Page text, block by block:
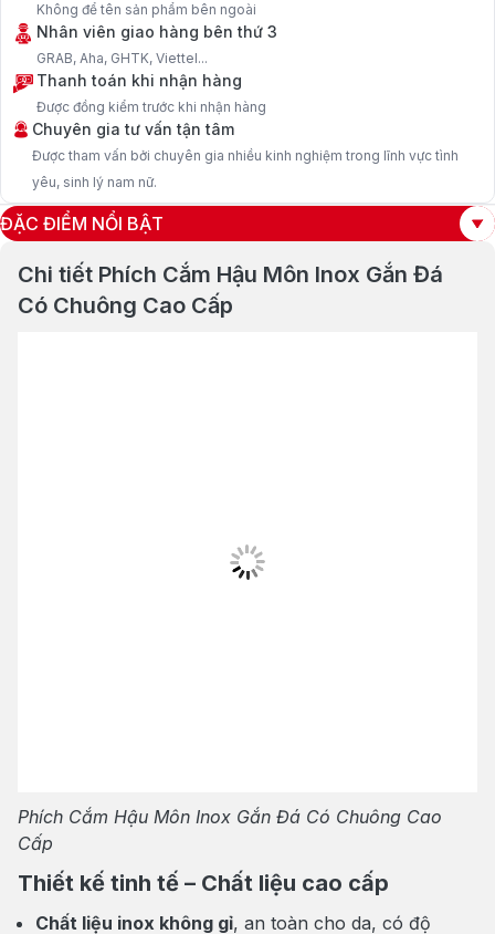
Không để tên sản phẩm bên ngoài
Nhân viên giao hàng bên thứ 3
GRAB, Aha, GHTK, Viettel...
Thanh toán khi nhận hàng
Được đồng kiểm trước khi nhận hàng
Chuyên gia tư vấn tận tâm
Được tham vấn bởi chuyên gia nhiều kinh nghiệm trong lĩnh vực tình
yêu, sinh lý nam nữ.
ĐẶC ĐIỂM NỔI BẬT
Chi tiết Phích Cắm Hậu Môn Inox Gắn Đá
Có Chuông Cao Cấp
Phích Cắm Hậu Môn Inox Gắn Đá Có Chuông Cao
Cấp
Thiết kế tinh tế – Chất liệu cao cấp
Chất liệu inox không gỉ, an toàn cho da, có độ